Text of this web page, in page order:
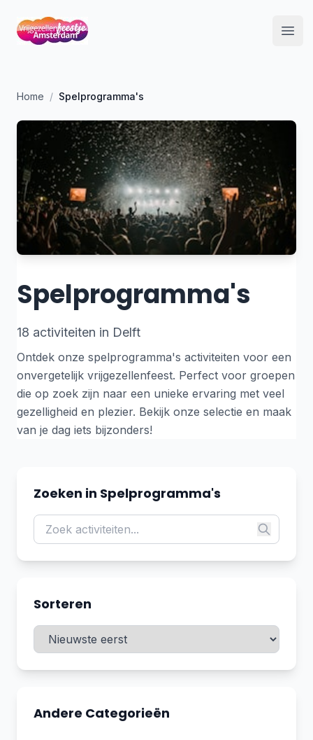
Home / Spelprogramma's
Spelprogramma's
18 activiteiten in Delft
Ontdek onze spelprogramma's activiteiten voor een
onvergetelijk vrijgezellenfeest. Perfect voor groepen
die op zoek zijn naar een unieke ervaring met veel
gezelligheid en plezier. Bekijk onze selectie en maak
van je dag iets bijzonders!
Zoeken in Spelprogramma's
Sorteren
Andere Categorieën